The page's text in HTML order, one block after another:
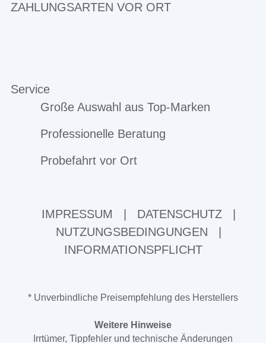
ZAHLUNGSARTEN VOR ORT
Service
Große Auswahl aus Top-Marken
Professionelle Beratung
Probefahrt vor Ort
IMPRESSUM DATENSCHUTZ
NUTZUNGSBEDINGUNGEN
INFORMATIONSPFLICHT
* Unverbindliche Preisempfehlung des Herstellers
Weitere Hinweise
Irrtümer, Tippfehler und technische Änderungen